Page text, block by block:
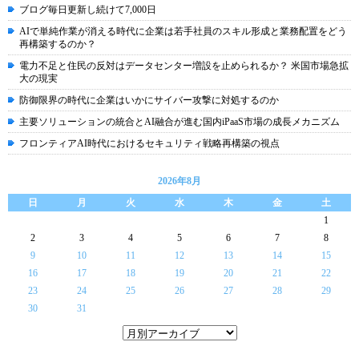
ブログ毎日更新し続けて7,000日
AIで単純作業が消える時代に企業は若手社員のスキル形成と業務配置をどう
再構築するのか？
電力不足と住民の反対はデータセンター増設を止められるか？ 米国市場急拡
大の現実
防御限界の時代に企業はいかにサイバー攻撃に対処するのか
主要ソリューションの統合とAI融合が進む国内iPaaS市場の成長メカニズム
フロンティアAI時代におけるセキュリティ戦略再構築の視点
2026年8月
日
月 火 水 木 金
土
1
2
3 4 5 6 7
8
9
10 11 12 13 14
15
16
17 18 19 20 21
22
23
24 25 26 27 28
29
30
31